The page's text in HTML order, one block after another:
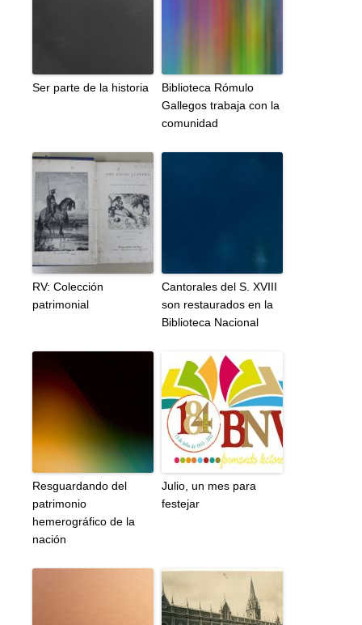
Ser parte de la historia
Biblioteca Rómulo
Gallegos trabaja con la
comunidad
RV: Colección
patrimonial
Cantorales del S. XVIII
son restaurados en la
Biblioteca Nacional
Resguardando del
patrimonio
hemerográfico de la
nación
Julio, un mes para
festejar